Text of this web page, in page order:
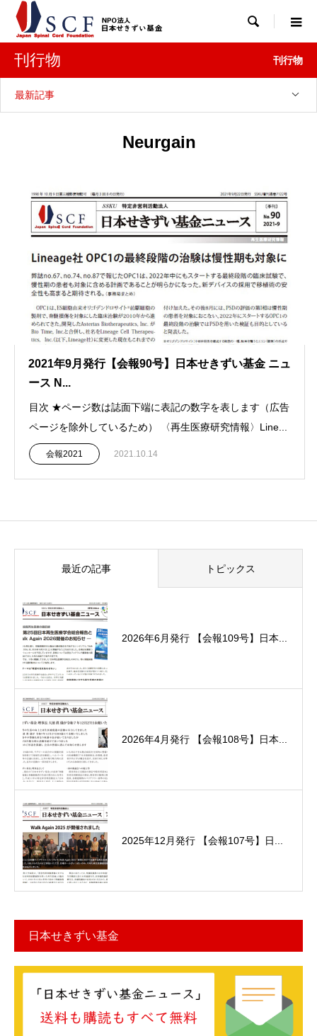

刊行物 刊行物
最新記事
Neurgain
2021年9月発行【会報90号】日本せきずい基金 ニュ
ース N...
目次 ★ページ数は誌面下端に表記の数字を表します（広告
ページを除外しているため） 〈再生医療研究情報〉Line...
会報2021 2021.10.14
最近の記事 トピックス
2026年6月発行 【会報109号】日本...
2026年4月発行 【会報108号】日本...
2025年12月発行 【会報107号】日...
日本せきずい基金